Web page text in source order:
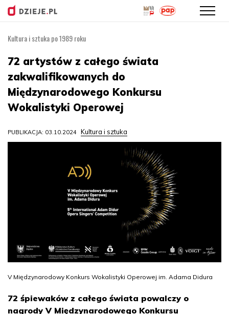
treści
Kultura i sztuka po 1989 roku
72 artystów z całego świata
zakwalifikowanych do
Międzynarodowego Konkursu
Wokalistyki Operowej
PUBLIKACJA: 03.10.2024 Kultura i sztuka
V Międzynarodowy Konkurs Wokalistyki Operowej im. Adama Didura
72 śpiewaków z całego świata powalczy o
nagrody V Międzynarodowego Konkursu